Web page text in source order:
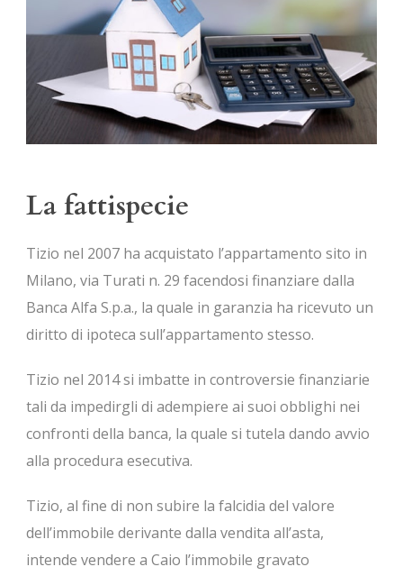
La fattispecie
Tizio nel 2007 ha acquistato l’appartamento sito in
Milano, via Turati n. 29 facendosi finanziare dalla
Banca Alfa S.p.a., la quale in garanzia ha ricevuto un
diritto di ipoteca sull’appartamento stesso.
Tizio nel 2014 si imbatte in controversie finanziarie
tali da impedirgli di adempiere ai suoi obblighi nei
confronti della banca, la quale si tutela dando avvio
alla procedura esecutiva.
Tizio, al fine di non subire la falcidia del valore
dell’immobile derivante dalla vendita all’asta,
intende vendere a Caio l’immobile gravato